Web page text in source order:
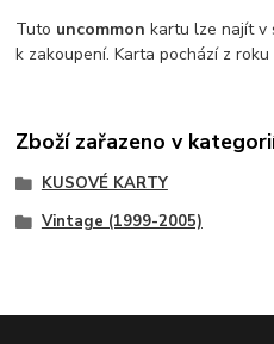
Tuto uncommon kartu lze najít v
k zakoupení. Karta pochází z roku
Zboží zařazeno v
KUSOVÉ KARTY
Vintage (1999-2005)